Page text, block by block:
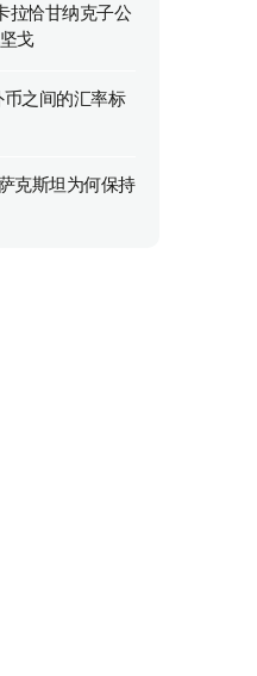
拉恰甘纳克子公
戈
之间的汇率标
克斯坦为何保持